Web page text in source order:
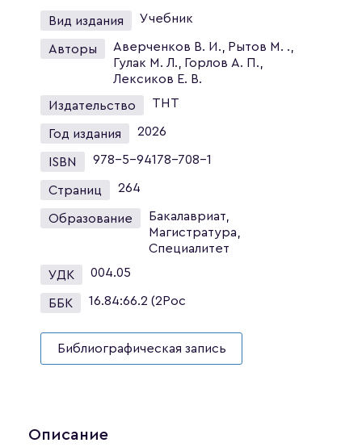
Вид издания Учебник
Авторы
Аверченков В. И., Рытов М. .,
Гулак М. Л., Горлов А. П.,
Лексиков Е. В.
Издательство ТНТ
Год издания 2026
ISBN 978-5-94178-708-1
Страниц 264
Образование
Бакалавриат,
Магистратура,
Специалитет
УДК 004.05
ББК 16.84:66.2 (2Рос
Библиографическая запись
Описание